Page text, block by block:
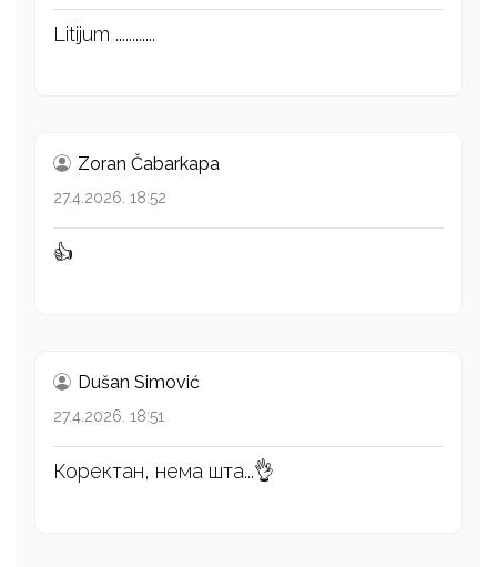
Litijum ............
Zoran Čabarkapa
27.4.2026. 18:52
👍
Dušan Simović
27.4.2026. 18:51
Коректан, нема шта...👌